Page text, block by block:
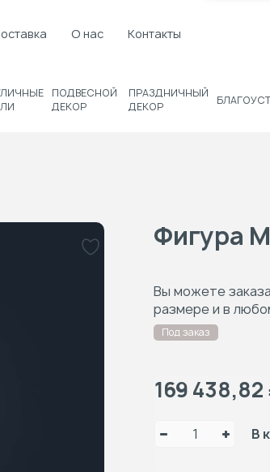
О нас Контакты
ПОДВЕСНОЙ
ДЕКОР
ПРАЗДНИЧНЫЙ
ДЕКОР
Фигура
Вы можете
размере и в
Под заказ
169 438,82
В